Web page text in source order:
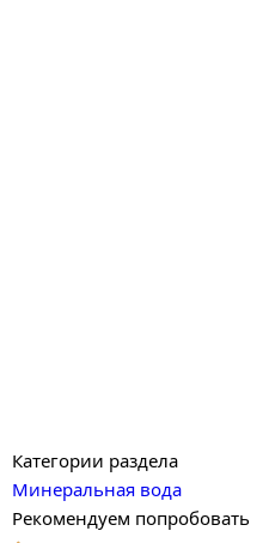
Категории раздела
Минеральная вода
Рекомендуем попробовать